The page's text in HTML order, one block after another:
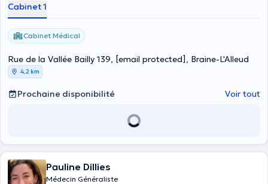
Cabinet 1
Cabinet Médical
Rue de la Vallée Bailly 139, [email protected] , Braine-L'Alleud
4,2 km
Prochaine disponibilité Voir tout
Pauline Dillies
Médecin Généraliste